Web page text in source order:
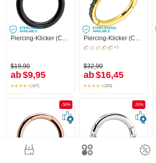
$19,90
ab$9,95
(147)
+1
$32,90
ab$16,45
(203)
-50% -50%